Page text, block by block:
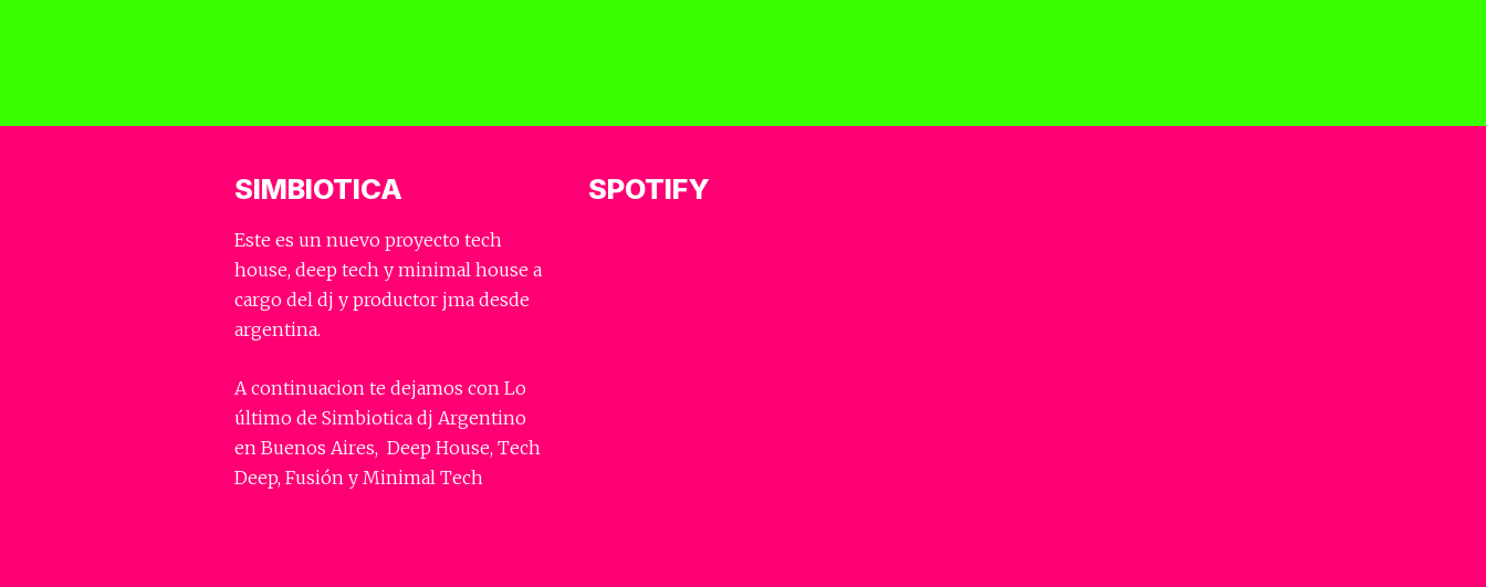
SIMBIOTICA
Este es un nuevo proyecto tech
house, deep tech y minimal house a
cargo del dj y productor jma desde
argentina.
A continuacion te dejamos con Lo
último de Simbiotica dj Argentino
en Buenos Aires, Deep House, Tech
Deep, Fusión y Minimal Tech
SPOTIFY